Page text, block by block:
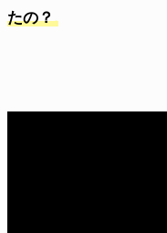
たの？